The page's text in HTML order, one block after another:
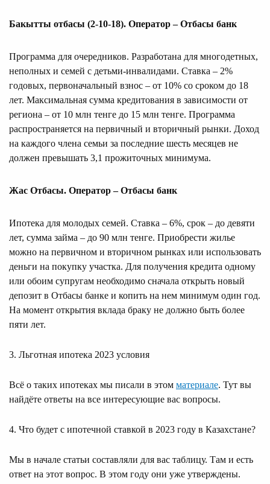
Бакытты отбасы (2-10-18). Оператор – Отбасы банк
Программа для очередников. Разработана для многодетных,
неполных и семей с детьми-инвалидами. Ставка – 2%
годовых, первоначальный взнос – от 10% со сроком до 18
лет. Максимальная сумма кредитования в зависимости от
региона – от 10 млн тенге до 15 млн тенге. Программа
распространяется на первичный и вторичный рынки. Доход
на каждого члена семьи за последние шесть месяцев не
должен превышать 3,1 прожиточных минимума.
Жас Отбасы. Оператор – Отбасы банк
Ипотека для молодых семей. Ставка – 6%, срок – до девяти
лет, сумма займа – до 90 млн тенге. Приобрести жилье
можно на первичном и вторичном рынках или использовать
деньги на покупку участка. Для получения кредита одному
или обоим супругам необходимо сначала открыть новый
депозит в Отбасы банке и копить на нем минимум один год.
На момент открытия вклада браку не должно быть более
пяти лет.
3. Льготная ипотека 2023 условия
Всё о таких ипотеках мы писали в этом материале. Тут вы
найдёте ответы на все интересующие вас вопросы.
4. Что будет с ипотечной ставкой в 2023 году в Казахстане?
Мы в начале статьи составляли для вас таблицу. Там и есть
ответ на этот вопрос. В этом году они уже утверждены.